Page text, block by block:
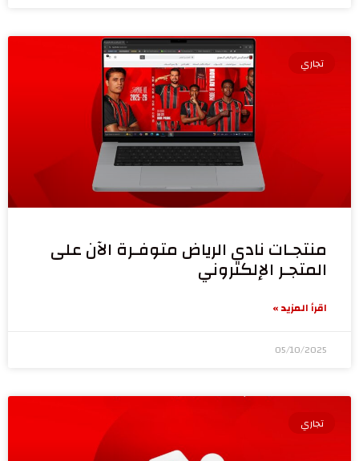
تجاري
منتجـات نادي الرياض متوفـرة الآن على
المتجـر الإلكتروني
اقرأ المزيد »
05/10/2025
تجاري